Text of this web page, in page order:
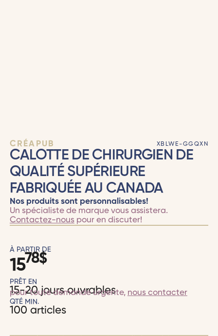
CRÉAPUB XBLWE-GGQXN
CALOTTE DE CHIRURGIEN DE
QUALITÉ SUPÉRIEURE
FABRIQUÉE AU CANADA
Nos produits sont personnalisables!
Un spécialiste de marque vous assistera.
Contactez-nouspour en discuter!
À PARTIR DE
1578$
PRÊT EN
15-20 jours ouvrables
pour toute demande urgente, nous contacter
QTÉ MIN.
100 articles